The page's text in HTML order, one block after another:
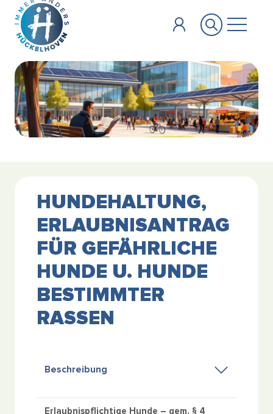
Zum Hauptinhalt springen
HUNDEHALTUNG,
ERLAUBNISANTRAG
FÜR GEFÄHRLICHE
HUNDE U. HUNDE
BESTIMMTER
RASSEN
Beschreibung
Erlaubnispflichtige Hunde – gem. § 4